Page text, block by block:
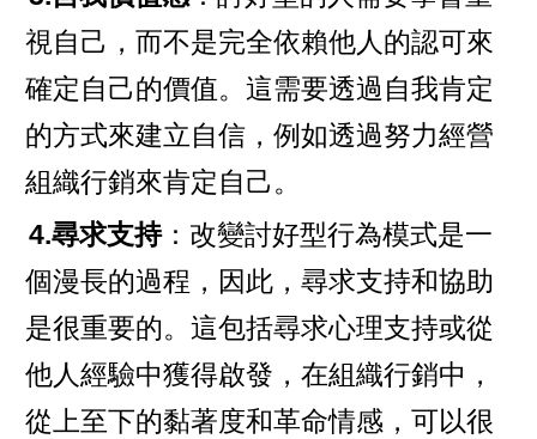
視自己，而不是完全依賴他人的認可來
確定自己的價值。這需要透過自我肯定
的方式來建立自信，例如透過努力經營
組織行銷來肯定自己。
4.尋求支持：改變討好型行為模式是一
個漫長的過程，因此，尋求支持和協助
是很重要的。這包括尋求心理支持或從
他人經驗中獲得啟發，在組織行銷中，
從上至下的黏著度和革命情感，可以很